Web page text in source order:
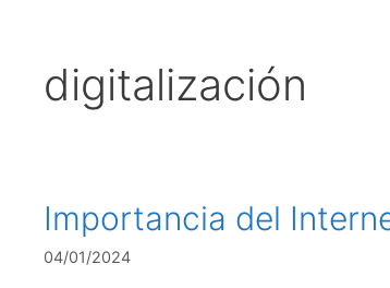
digitalización
Importancia del
04/01/2024